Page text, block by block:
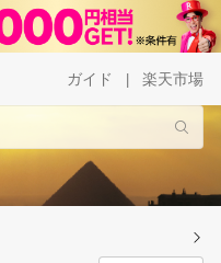
ガイド 楽天市場